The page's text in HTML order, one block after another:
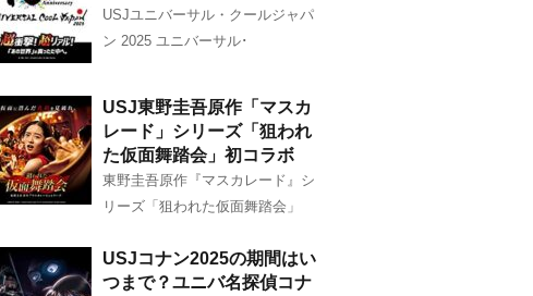
USJユニバーサル・クールジャパ
ン 2025 ユニバーサル･
USJ東野圭吾原作「マスカ
レード」シリーズ「狙われ
た仮面舞踏会」初コラボ
東野圭吾原作『マスカレード』シ
リーズ「狙われた仮面舞踏会」
USJコナン2025の期間はい
つまで？ユニバ名探偵コナ